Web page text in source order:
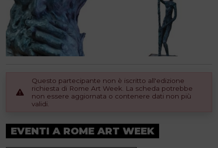
Questo partecipante non è iscritto all'edizione
richiesta di Rome Art Week. La scheda potrebbe
non essere aggiornata o contenere dati non più
validi.
EVENTI A ROME ART WEEK